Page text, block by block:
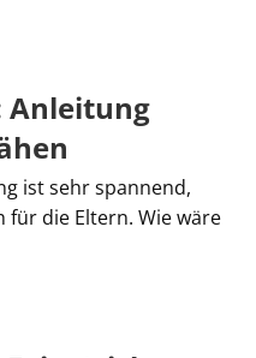
Anleitung
ist sehr spannend,
für die Eltern. Wie wäre